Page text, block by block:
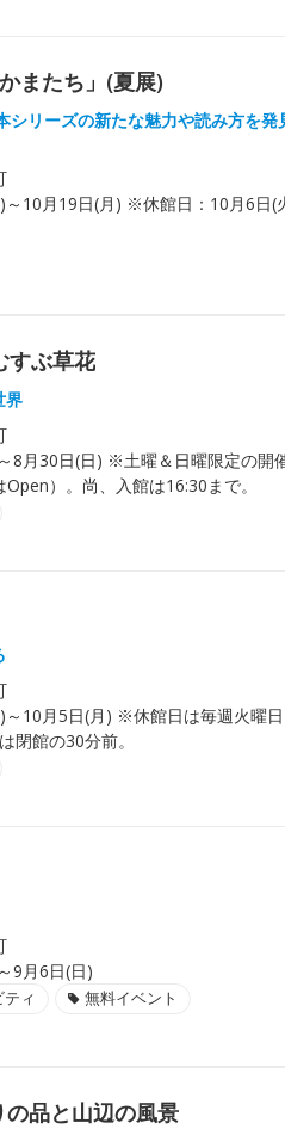
またち」(夏展)
シリーズの新たな魅力や読み方を発
10月19日(月) ※休館日：10月6日(
すぶ草花
界
8月30日(日) ※土曜＆日曜限定の開催
）。尚、入館は16:30まで。
～10月5日(月) ※休館日は毎週火曜
閉館の30分前。
9月6日(日)
ィ 無料イベント
品と山辺の風景